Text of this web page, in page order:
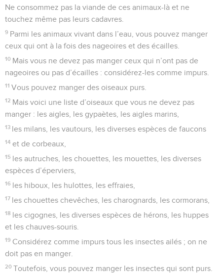
Ne consommez pas la viande de ces animaux-là et ne
touchez même pas leurs cadavres.
9 Parmi les animaux vivant dans l’eau, vous pouvez manger
ceux qui ont à la fois des nageoires et des écailles.
10 Mais vous ne devez pas manger ceux qui n’ont pas de
nageoires ou pas d’écailles : considérez-les comme impurs.
11 Vous pouvez manger des oiseaux purs.
12 Mais voici une liste d’oiseaux que vous ne devez pas
manger : les aigles, les gypaètes, les aigles marins,
13 les milans, les vautours, les diverses espèces de faucons
14 et de corbeaux,
15 les autruches, les chouettes, les mouettes, les diverses
espèces d’éperviers,
16 les hiboux, les hulottes, les effraies,
17 les chouettes chevêches, les charognards, les cormorans,
18 les cigognes, les diverses espèces de hérons, les huppes
et les chauves-souris.
19 Considérez comme impurs tous les insectes ailés ; on ne
doit pas en manger.
20 Toutefois, vous pouvez manger les insectes qui sont purs.